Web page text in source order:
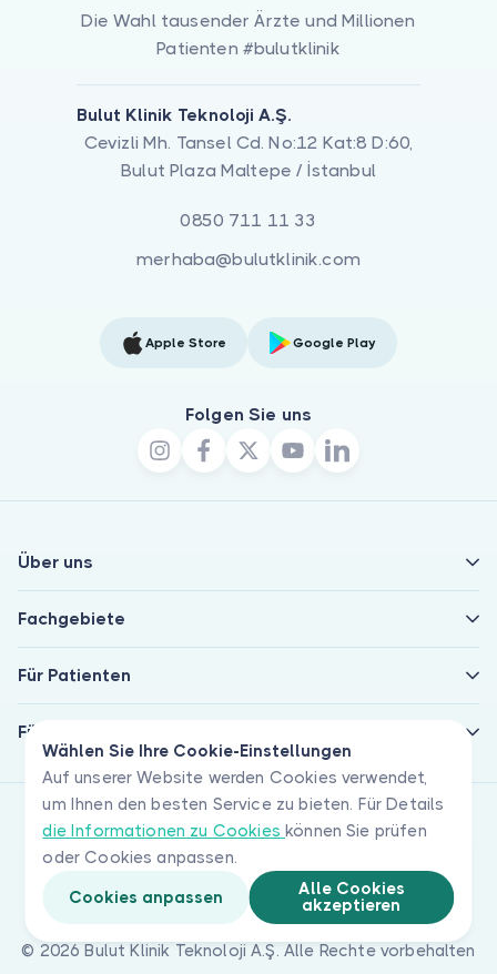
Wählen Sie Ihre Cookie-Einstellungen
Auf unserer Website werden Cookies verwendet,
um Ihnen den besten Service zu bieten. Für Details
die Informationen zu Cookieskönnen Sie prüfen
oder Cookies anpassen.
Cookies anpassen
Alle Cookies
akzeptieren
Die Wahl tausender Ärzte und Millionen
Patienten #bulutklinik
Bulut Klinik Teknoloji A.Ş.
Cevizli Mh. Tansel Cd. No:12 Kat:8 D:60,
Bulut Plaza Maltepe / İstanbul
0850 711 11 33
merhaba@bulutklinik.com
Apple Store Google Play
Folgen Sie uns
Über uns
Fachgebiete
Für Patienten
Für Ärzte
© 2026 Bulut Klinik Teknoloji A.Ş. Alle Rechte vorbehalten